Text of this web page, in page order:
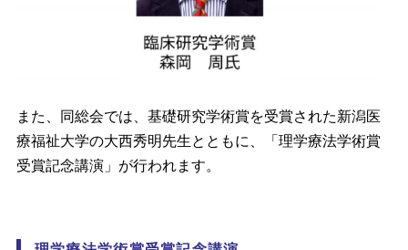
また、同総会では、基礎研究学術賞を受賞された新潟医
療福祉大学の大西秀明先生とともに、「理学療法学術賞
受賞記念講演」が行われます。